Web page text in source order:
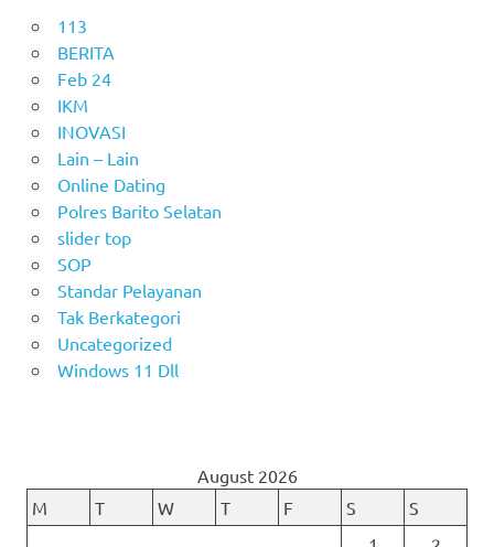
113
BERITA
Feb 24
IKM
INOVASI
Lain – Lain
Online Dating
Polres Barito Selatan
slider top
SOP
Standar Pelayanan
Tak Berkategori
Uncategorized
Windows 11 Dll
August 2026
M
T W T F S
S